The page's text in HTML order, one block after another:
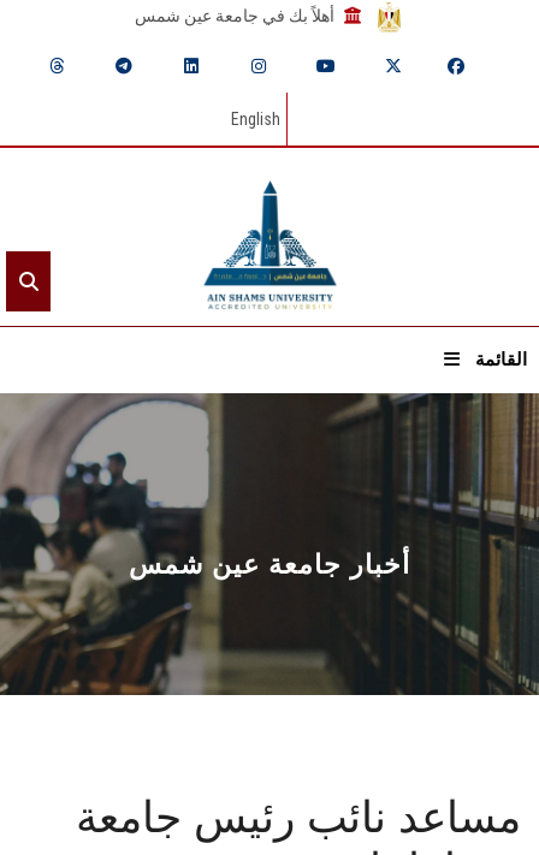
أهلاً بك في جامعة عين شمس
English
القائمة
الرئيسيـة
عن الجامعة
القطاعـات
الشئون الأكاديمية
البحث العلمي
المراكز والوحدات
أخبار جامعة عين شمس
مساعد نائب رئيس جامعة